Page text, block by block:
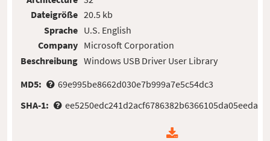
Dateigröße
Sprache
Company
Beschreibung
20.5 kb
U.S. English
Microsoft Corporation
Windows USB Driver User Library
MD5:
69e995be8662d030e7b999a7e5c54dc3
SHA-1:
ee5250edc241d2acf6786382b6366105da05eeda